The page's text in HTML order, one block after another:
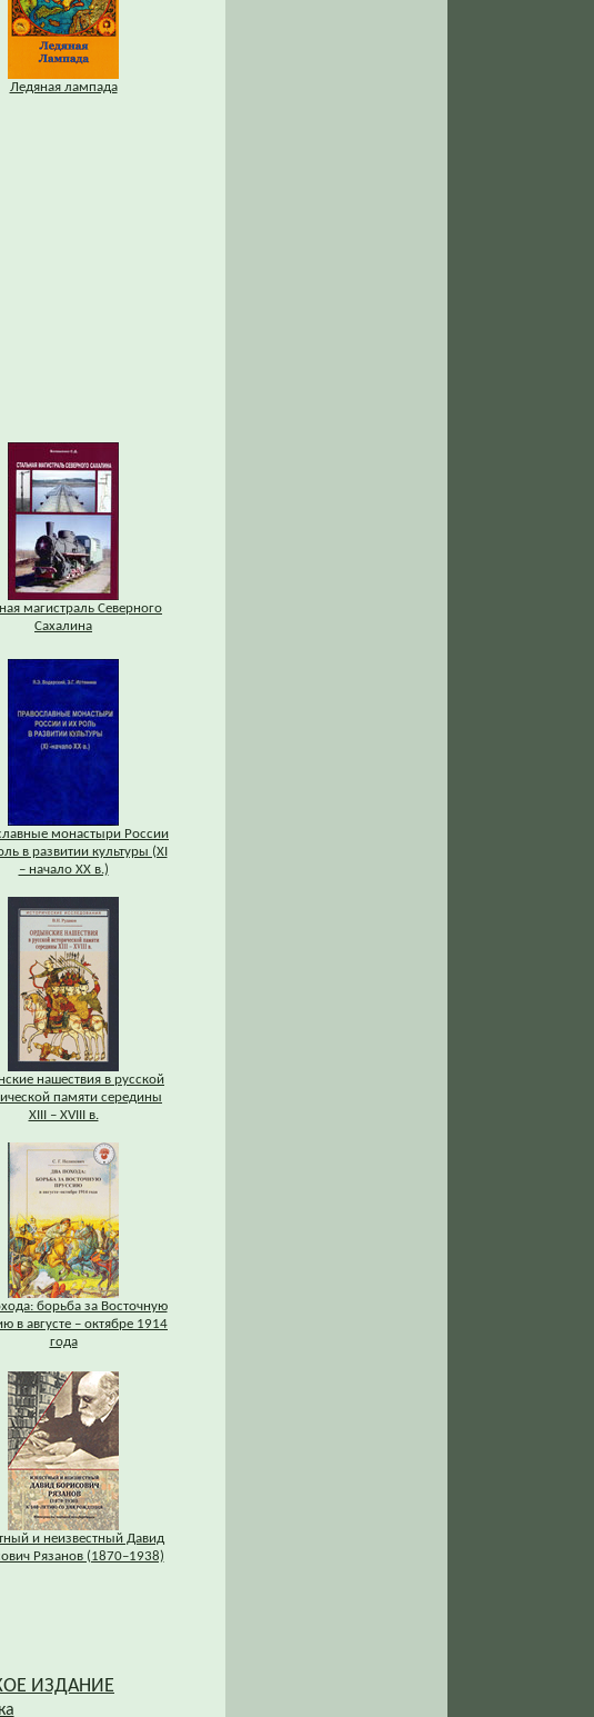
Ледяная лампада
магистраль Северного
Сахалина
монастыри России
в развитии культуры (XI
– начало XX в.)
нашествия в русской
памяти середины
XIII – XVIII в.
борьба за Восточную
в августе – октябре 1914
года
и неизвестный Давид
Рязанов (1870–1938)
ИЗДАНИЕ